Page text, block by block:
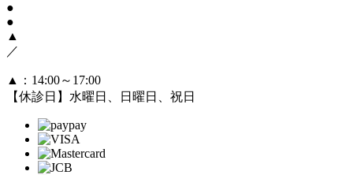
●
●
▲
／
▲
：14:00～17:00
【休診日】水曜日、日曜日、祝日